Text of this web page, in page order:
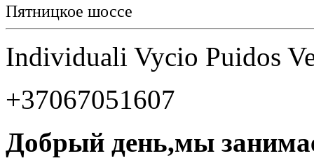
Пятницкое шоссе
Individuali Vycio Puidos
+37067051607
Добрый день,мы